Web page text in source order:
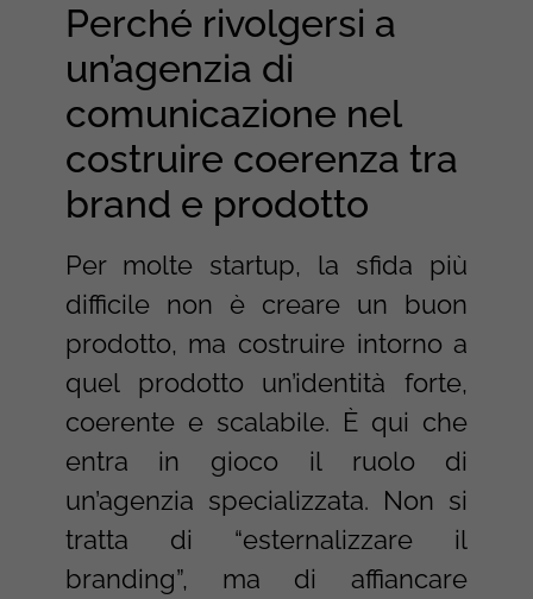
Perché rivolgersi a
un’agenzia di
comunicazione nel
costruire coerenza tra
brand e prodotto
Per molte startup, la sfida più
difficile non è creare un buon
prodotto, ma costruire intorno a
quel prodotto un’identità forte,
coerente e scalabile. È qui che
entra in gioco il ruolo di
un’agenzia specializzata. Non si
tratta di “esternalizzare il
branding”, ma di affiancare